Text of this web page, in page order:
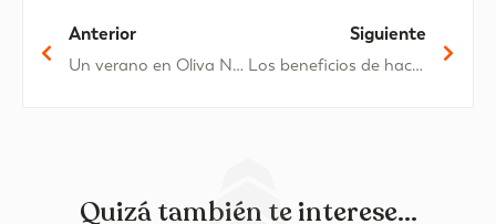
Anterior
Un verano en Oliva Nova, ¿dónde quedarse?
Siguiente
Los beneficios de hacer ciclismo
Quizá también te interese...